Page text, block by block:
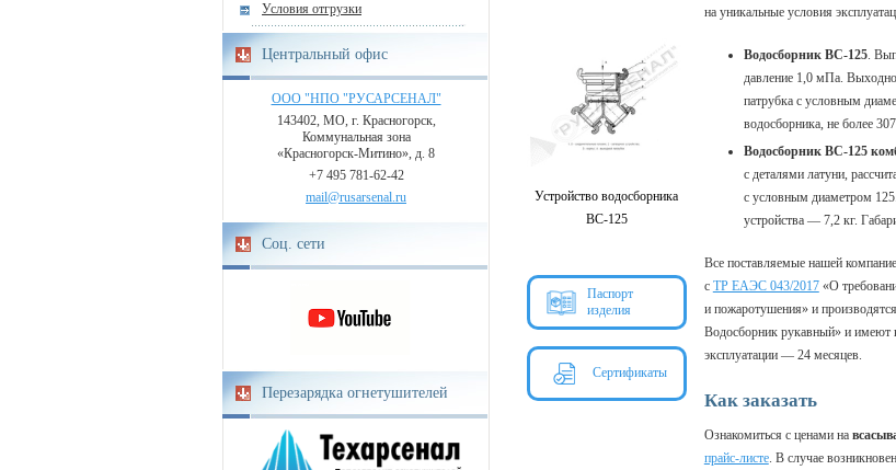
Условия отгрузки
Центральный офис
ООО "НПО "РУСАРСЕНАЛ"
143402, МО, г. Красногорск,
Коммунальная зона
«Красногорск-Митино», д. 8
+7 495 781-62-42
mail@rusarsenal.ru
Соц. сети
Перезарядка огнетушителей
Устройство водосборника
ВС-125
Паспорт
изделия
Сертификаты
на уникальные условия
Водосборник ВС-125.
давление 1,0 мПа.
патрубка с условным
водосборника, не более
Водосборник ВС-125
с деталями латуни,
с условным диаметром
устройства — 7,2 кг.
Все поставляемые нашей
с ТР ЕАЭС 043/2017«О
и пожаротушения» и
Водосборник рукавный» и
эксплуатации — 24 месяцев.
Как заказать
Ознакомиться с ценами на
прайс-листе. В случае